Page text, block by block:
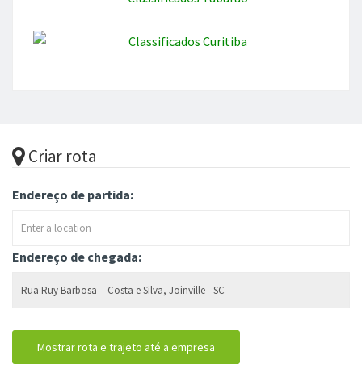
Criar rota
Endereço de partida:
Endereço de chegada: